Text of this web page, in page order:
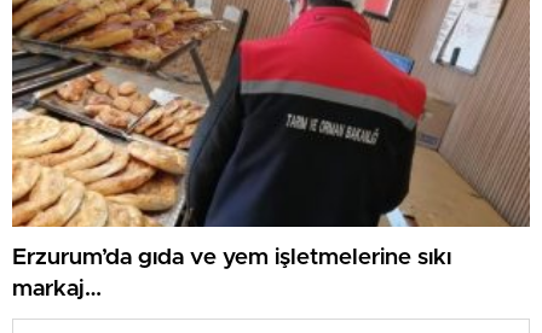
Erzurum’da gıda ve yem işletmelerine sıkı
markaj…